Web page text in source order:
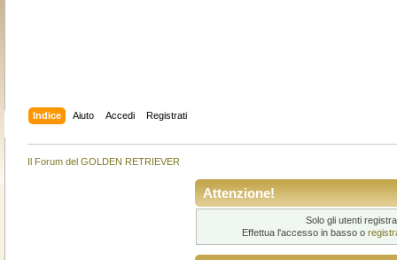
Indice Aiuto Accedi Registrati
Il Forum del GOLDEN RETRIEVER
Attenzione!
Solo gli utenti
Effettua l'accesso in basso o